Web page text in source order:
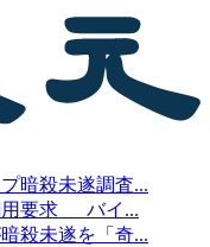
暗殺未遂調査...
用要求 バイ...
殺未遂を「奇...